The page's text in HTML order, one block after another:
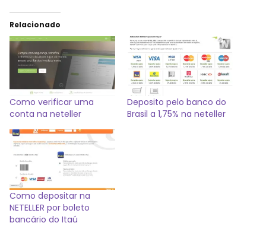
Relacionado
Como verificar uma
conta na neteller
Deposito pelo banco do
Brasil a 1,75% na neteller
Como depositar na
NETELLER por boleto
bancário do Itaú